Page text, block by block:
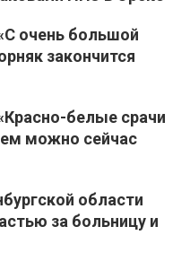
очень большой
закончится
белые срачи
можно сейчас
области
за больницу и